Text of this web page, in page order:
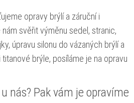
opravy brýlí a záruční i
svěřit výměnu sedel, stranic,
úpravu silonu do vázaných brýlí a
brýle, posíláme je na opravu
nás? Pak vám je opravíme